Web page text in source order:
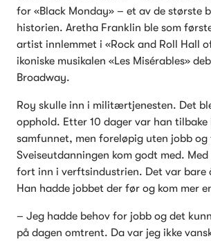
for «Black Monday» – et av de største
historien. Aretha Franklin ble som
artist innlemmet i «Rock and Roll Hall
ikoniske musikalen «Les Misérables»
Broadway.
Roy skulle inn i militærtjenesten. Det
opphold. Etter 10 dager var han tilbake
samfunnet, men foreløpig uten jobb
Sveiseutdanningen kom godt med. Med
fort inn i verftsindustrien. Det var bare
Han hadde jobbet der før og kom mer
– Jeg hadde behov for jobb og det
på dagen omtrent. Da var jeg ikke